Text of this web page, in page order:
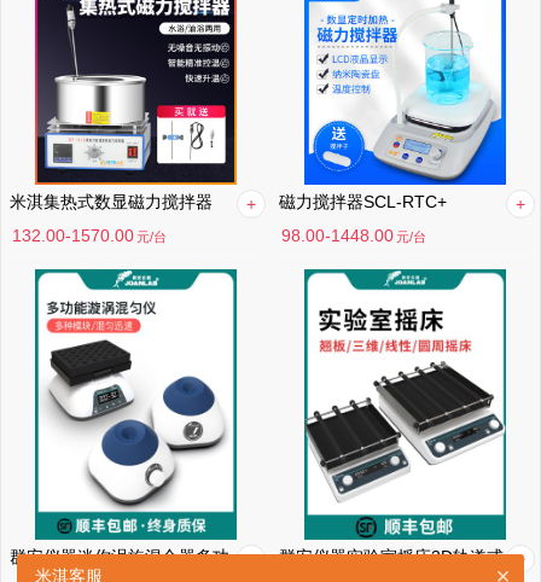
米淇集热式数显磁力搅拌器
132.00-1570.00 元/台
磁力搅拌器SCL-RTC+
98.00-1448.00 元/台
群安仪器迷你涡旋混合器多功能混匀仪振荡器小型震荡器漩涡混合仪
群安仪器实验室摇床3D轨道式振荡器调速圆周水平回旋往复式震荡器
米淇客服 ×